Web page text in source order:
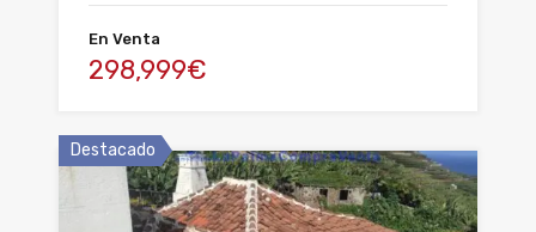
En Venta
298,999€
Destacado